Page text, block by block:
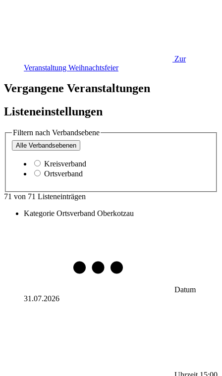
Zur
Veranstaltung Weihnachtsfeier
Vergangene Veranstaltungen
Listeneinstellungen
Filtern nach Verbandsebene
Alle Verbandsebenen
Kreisverband
Ortsverband
71 von 71 Listeneinträgen
Kategorie Ortsverband Oberkotzau
Datum
31.07.2026